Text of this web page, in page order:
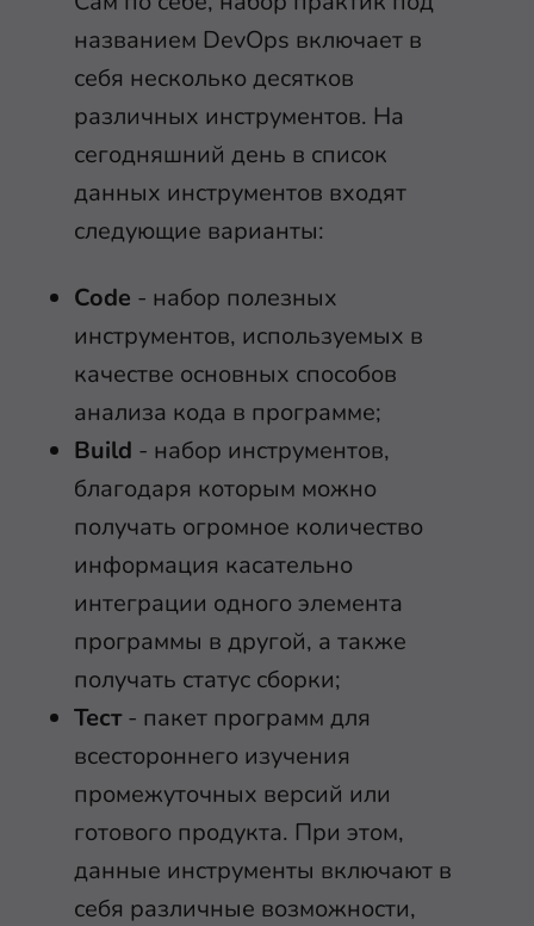
названием DevOps включает в
себя несколько десятков
различных инструментов. На
сегодняшний день в список
данных инструментов входят
следующие варианты:
Code - набор полезных
инструментов, используемых в
качестве основных способов
анализа кода в программе;
Build - набор инструментов,
благодаря которым можно
получать огромное количество
информация касательно
интеграции одного элемента
программы в другой, а также
получать статус сборки;
Тест- пакет программ для
всестороннего изучения
промежуточных версий или
готового продукта. При этом,
данные инструменты включают в
себя различные возможности,